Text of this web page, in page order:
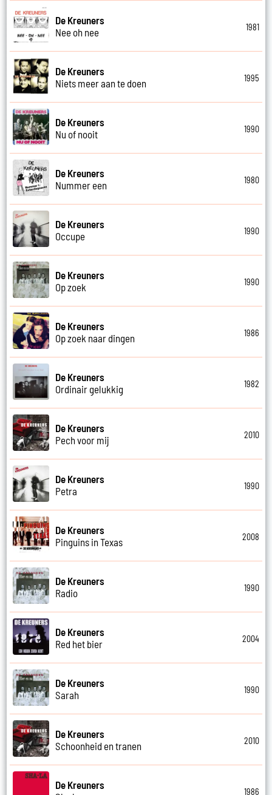
De Kreuners
Nee oh nee
1981
De Kreuners
Niets meer aan te doen
1995
De Kreuners
Nu of nooit
1990
De Kreuners
Nummer een
1980
De Kreuners
Occupe
1990
De Kreuners
Op zoek
1990
De Kreuners
Op zoek naar dingen
1986
De Kreuners
Ordinair gelukkig
1982
De Kreuners
Pech voor mij
2010
De Kreuners
Petra
1990
De Kreuners
Pinguins in Texas
2008
De Kreuners
Radio
1990
De Kreuners
Red het bier
2004
De Kreuners
Sarah
1990
De Kreuners
Schoonheid en tranen
2010
De Kreuners
1986